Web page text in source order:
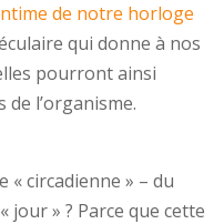
de notre horloge
qui donne à nos
pourront ainsi
l’organisme.
« circadienne » – du
jour » ? Parce que cette